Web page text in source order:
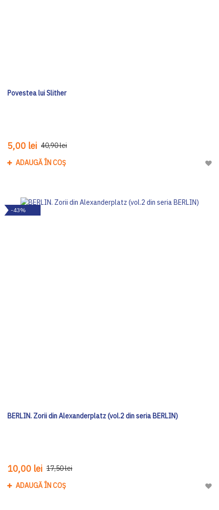
Povestea lui Slither
5,00 lei 40,90 lei
ADAUGĂ ÎN COȘ
-43%
BERLIN. Zorii din Alexanderplatz (vol.2 din seria BERLIN)
10,00 lei 17,50 lei
ADAUGĂ ÎN COȘ